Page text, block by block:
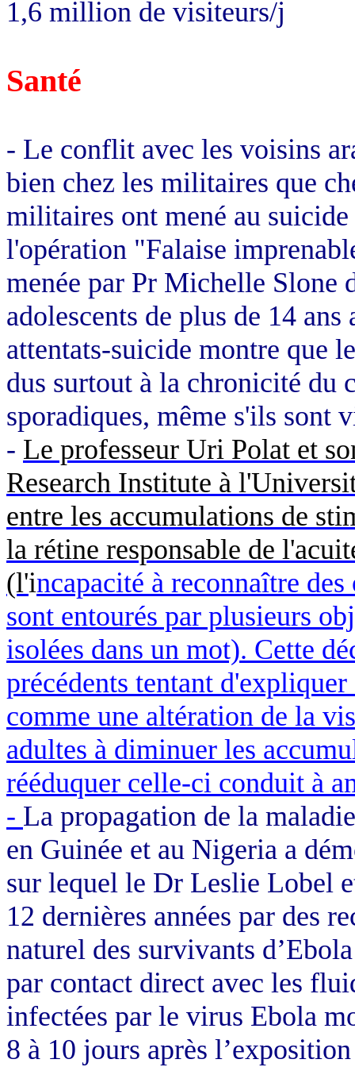
1,6 million de visiteurs/j
Santé
- Le conflit avec les voisins
bien chez les militaires que
militaires ont mené au
l'opération "Falaise
menée par Pr Michelle Slone
adolescents de plus de 14
attentats-suicide montre que
dus surtout à la chronicité du
sporadiques, même s'ils sont
- Le professeur Uri Polat et
Research Institute à
entre les accumulations de
la rétine responsable de
(l'incapacité à reconnaître
sont entourés par plusieurs
isolées dans un mot). Cette
précédents tentant
comme une altération de la
adultes à diminuer les
rééduquer celle-ci conduit à
- La propagation de la
en Guinée et au Nigeria a
sur lequel le Dr Leslie Lobel
12 dernières années par des
naturel des survivants
par contact direct avec les
infectées par le virus Ebola
8 à 10 jours après